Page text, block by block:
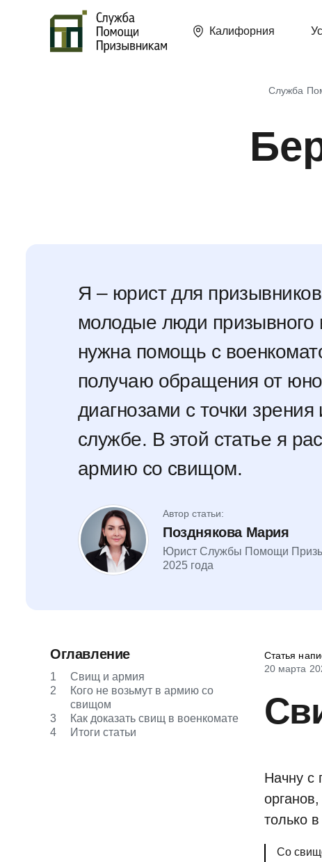
Калифорния
Служба
Я – юрист для
молодые люди призывного
нужна помощь с
получаю обращения от
диагнозами с точки зрения
службе. В этой статье я
армию со свищом.
Автор статьи:
Позднякова Мария
Юрист Службы Помощи
2025 года
Статья
20 марта
Оглавление
1
Свищ и армия
2
Кого не возьмут в армию со
свищом
3
Как доказать свищ в военкомате
4
Итоги статьи
Начну с
только
Со